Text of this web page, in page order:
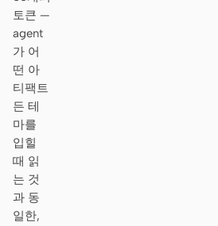
토큰 —
agent
가 어
떤 아
티팩트
든 테
마를
입힐
때 읽
는 것
과 동
일한,